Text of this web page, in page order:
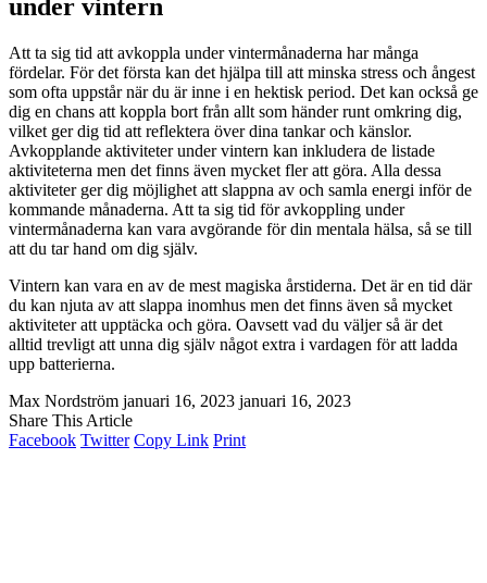
under vintern
Att ta sig tid att avkoppla under vintermånaderna har många
fördelar. För det första kan det hjälpa till att minska stress och ångest
som ofta uppstår när du är inne i en hektisk period. Det kan också ge
dig en chans att koppla bort från allt som händer runt omkring dig,
vilket ger dig tid att reflektera över dina tankar och känslor.
Avkopplande aktiviteter under vintern kan inkludera de listade
aktiviteterna men det finns även mycket fler att göra. Alla dessa
aktiviteter ger dig möjlighet att slappna av och samla energi inför de
kommande månaderna. Att ta sig tid för avkoppling under
vintermånaderna kan vara avgörande för din mentala hälsa, så se till
att du tar hand om dig själv.
Vintern kan vara en av de mest magiska årstiderna. Det är en tid där
du kan njuta av att slappa inomhus men det finns även så mycket
aktiviteter att upptäcka och göra. Oavsett vad du väljer så är det
alltid trevligt att unna dig själv något extra i vardagen för att ladda
upp batterierna.
Max Nordström januari 16, 2023 januari 16, 2023
Share This Article
Facebook Twitter Copy Link Print